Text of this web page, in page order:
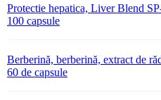
Protectie hepatica, Liver Blend
100 capsule
Berberină, berberină, extract de
60 de capsule